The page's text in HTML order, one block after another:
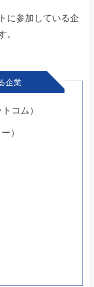
に参加している企
。
企業
コム）
）